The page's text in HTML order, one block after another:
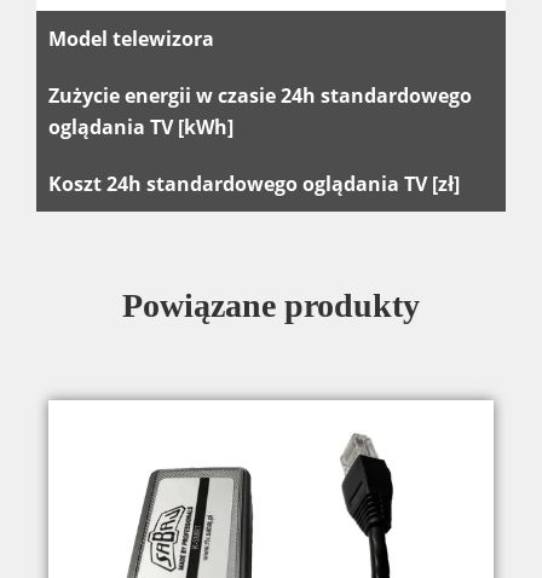
Model telewizora
Zużycie energii w czasie 24h standardowego
oglądania TV [kWh]
Koszt 24h standardowego oglądania TV [zł]
Powiązane produkty